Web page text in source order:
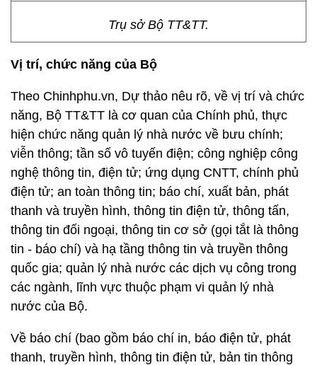
Trụ sở Bộ TT&TT.
Vị trí, chức năng của Bộ
Theo Chinhphu.vn, Dự thảo nêu rõ, về vị trí và chức
năng, Bộ TT&TT là cơ quan của Chính phủ, thực
hiện chức năng quản lý nhà nước về bưu chính;
viễn thông; tần số vô tuyến điện; công nghiệp công
nghệ thông tin, điện tử; ứng dụng CNTT, chính phủ
điện tử; an toàn thông tin; báo chí, xuất bản, phát
thanh và truyền hình, thông tin điện tử, thông tấn,
thông tin đối ngoại, thông tin cơ sở (gọi tắt là thông
tin - báo chí) và hạ tầng thông tin và truyền thông
quốc gia; quản lý nhà nước các dịch vụ công trong
các ngành, lĩnh vực thuộc phạm vi quản lý nhà
nước của Bộ.
Về báo chí (bao gồm báo chí in, báo điện tử, phát
thanh, truyền hình, thông tin điện tử, bản tin thông